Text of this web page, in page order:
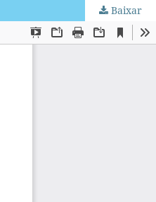
Baixar